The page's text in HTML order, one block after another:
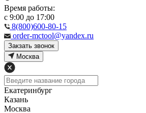
Время работы:
с 9:00 до 17:00
8(800)600-80-15
order-mctool@yandex.ru
Закзать звонок
Москва
Екатеринбург
Казань
Москва